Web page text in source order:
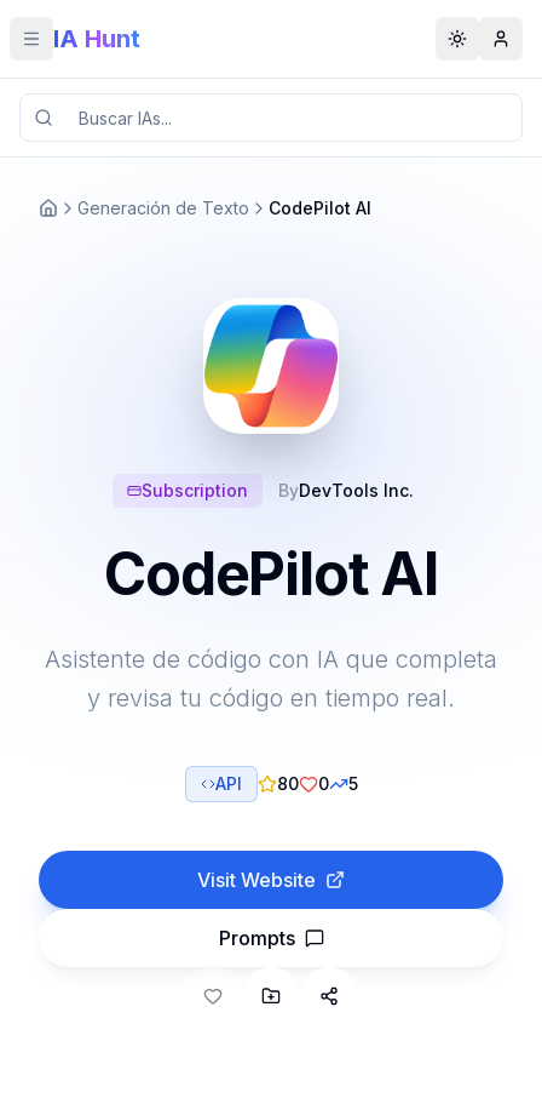
Toggle menu
IA Hunt Toggle
Generación de Texto CodePilot AI
Subscription ByDevTools Inc.
CodePilot AI
Asistente de código con IA que completa
y revisa tu código en tiempo real.
API 80 0 5
Visit Website
Prompts